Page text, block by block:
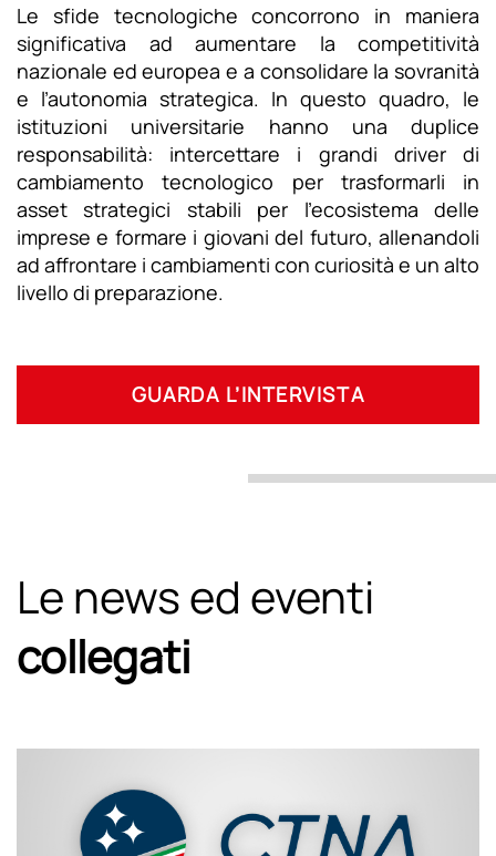
Le sfide tecnologiche concorrono in maniera
significativa ad aumentare la competitività
nazionale ed europea e a consolidare la sovranità
e l’autonomia strategica. In questo quadro, le
istituzioni universitarie hanno una duplice
responsabilità: intercettare i grandi driver di
cambiamento tecnologico per trasformarli in
asset strategici stabili per l’ecosistema delle
imprese e formare i giovani del futuro, allenandoli
ad affrontare i cambiamenti con curiosità e un alto
livello di preparazione.
GUARDA L’INTERVISTA
Le news ed eventi
collegati